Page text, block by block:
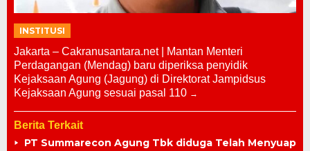
INSTITUSI
Jakarta – Cakranusantara.net | Mantan Menteri
Perdagangan (Mendag) baru diperiksa penyidik
Kejaksaan Agung (Jagung) di Direktorat Jampidsus
Kejaksaan Agung sesuai pasal 110
Berita Terkait
PT Summarecon Agung Tbk diduga Telah Menyuap